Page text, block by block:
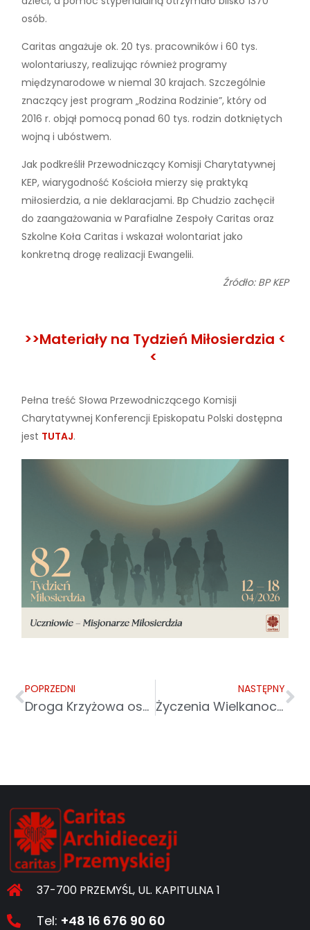
osób.
Caritas angażuje ok. 20 tys. pracowników i 60 tys.
wolontariuszy, realizując również programy
międzynarodowe w niemal 30 krajach. Szczególnie
znaczący jest program „Rodzina Rodzinie”, który od
2016 r. objął pomocą ponad 60 tys. rodzin dotkniętych
wojną i ubóstwem.
Jak podkreślił Przewodniczący Komisji Charytatywnej
KEP, wiarygodność Kościoła mierzy się praktyką
miłosierdzia, a nie deklaracjami. Bp Chudzio zachęcił
do zaangażowania w Parafialne Zespoły Caritas oraz
Szkolne Koła Caritas i wskazał wolontariat jako
konkretną drogę realizacji Ewangelii.
Źródło: BP KEP
>>Materiały na Tydzień Miłosierdzia <
<
Pełna treść Słowa Przewodniczącego Komisji
Charytatywnej Konferencji Episkopatu Polski dostępna
jest TUTAJ.
POPRZEDNI
Droga Krzyżowa osób z niepełnosprawnością w Leżajsku
NASTĘPNY
Życzenia Wielkanocne 2026 od Caritas Archidiecezji Przemyskiej
37-700 PRZEMYŚL, UL. KAPITULNA 1
Tel: +48 16 676 90 60